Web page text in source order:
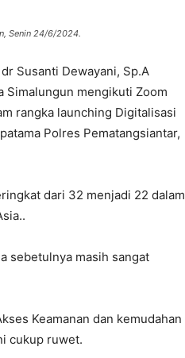
Senin 24/6/2024.
Susanti Dewayani, Sp.A
Simalungun mengikuti Zoom
rangka launching Digitalisasi
Polres Pematangsiantar,
dari 32 menjadi 22 dalam
sebetulnya masih sangat
Keamanan dan kemudahan
cukup ruwet.